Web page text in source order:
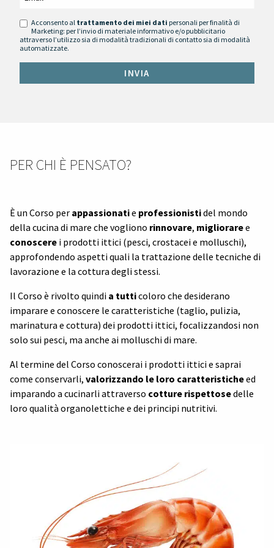
Acconsento al trattamento dei miei dati personali per finalità di
Marketing: per l’invio di materiale informativo e/o pubblicitario
attraverso l’utilizzo sia di modalità tradizionali di contatto sia di modalità
automatizzate.
PER CHI È PENSATO?
È un Corso per appassionatie professionistidel mondo
della cucina di mare che vogliono rinnovare, miglioraree
conoscere i prodotti ittici (pesci, crostacei e molluschi),
approfondendo aspetti quali la trattazione delle tecniche di
lavorazione e la cottura degli stessi.
Il Corso è rivolto quindi a tutticoloro che desiderano
imparare e conoscere le caratteristiche (taglio, pulizia,
marinatura e cottura) dei prodotti ittici, focalizzandosi non
solo sui pesci, ma anche ai molluschi di mare.
Al termine del Corso conoscerai i prodotti ittici e saprai
come conservarli, valorizzando le loro caratteristicheed
imparando a cucinarli attraverso cotture rispettosedelle
loro qualità organolettiche e dei principi nutritivi.